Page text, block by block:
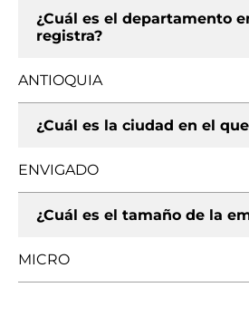
¿Cuál es el departamento
registra?
ANTIOQUIA
¿Cuál es la ciudad en el
ENVIGADO
¿Cuál es el tamaño de la
MICRO